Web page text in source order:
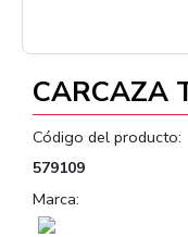
CARCAZA
Código del producto:
579109
Marca: